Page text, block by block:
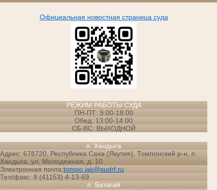
Официальная новостная страница суда
РЕЖИМ РАБОТЫ СУДА
ПН-ПТ: 9:00-18:00
Обед: 13:00-14:00
СБ-ВС: ВЫХОДНОЙ
п. Хандыга
Адрес: 678720, Республика Саха (Якутия), Томпонский р-н, п.
Хандыга, ул. Молодежная, д. 10
Электронная почта:tompo.jak@sudrf.ru
Тел/факс: 8 (41153) 4-13-69
п. Батагай